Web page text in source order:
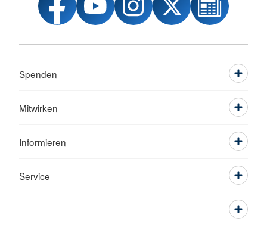
Spenden
Mitwirken
Informieren
Service